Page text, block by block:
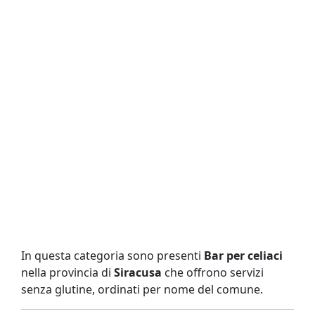
In questa categoria sono presenti Bar per celiaci
nella provincia di Siracusa che offrono servizi
senza glutine, ordinati per nome del comune.